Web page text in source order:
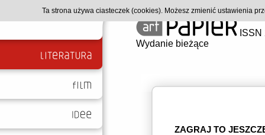
Wydanie bieżące
ZAGRAJ TO
Ta strona używa ciasteczek (cookies). Możesz zmienić ustawienia